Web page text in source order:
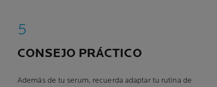
CONSEJO PRÁCTICO
Además de tu serum, recuerda adaptar tu rutina de